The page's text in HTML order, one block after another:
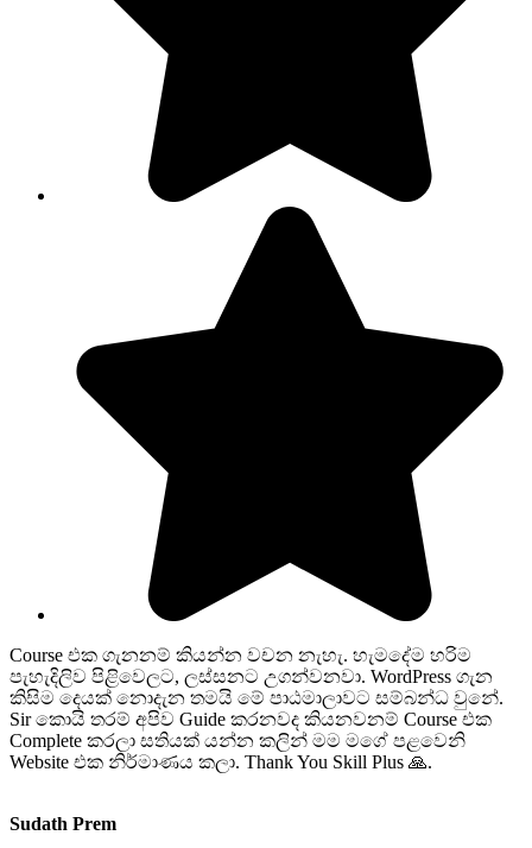
Course එක ගැනනම් කියන්න වචන නැහැ. හැමදේම හරිම
පැහැදිලිව පිළිවෙලට, ලස්සනට උගන්වනවා. WordPress ගැන
කිසිම දෙයක් නොදැන තමයි මේ පාඨමාලාවට සම්බන්ධ වුනේ.
Sir කොයි තරම් අපිව Guide කරනවද කියනවනම් Course එක
Complete කරලා සතියක් යන්න කලින් මම මගේ පළවෙනි
Website එක නිර්මාණය කලා. Thank You Skill Plus 🙏.
Sudath Prem